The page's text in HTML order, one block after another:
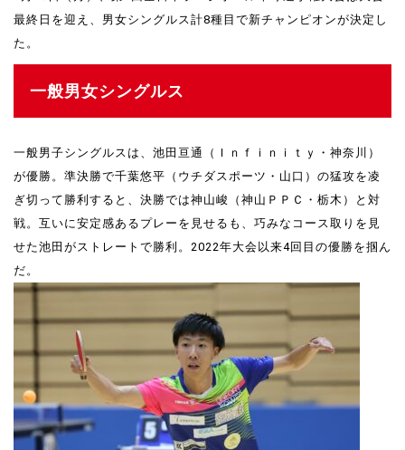
最終日を迎え、男女シングルス計8種目で新チャンピオンが決定し
た。
一般男女シングルス
一般男子シングルスは、池田亘通（Ｉｎｆｉｎｉｔｙ・神奈川）
が優勝。準決勝で千葉悠平（ウチダスポーツ・山口）の猛攻を凌
ぎ切って勝利すると、決勝では神山峻（神山ＰＰＣ・栃木）と対
戦。互いに安定感あるプレーを見せるも、巧みなコース取りを見
せた池田がストレートで勝利。2022年大会以来4回目の優勝を掴ん
だ。